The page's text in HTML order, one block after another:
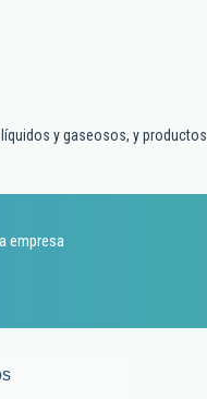
y gaseosos, y productos
empresa